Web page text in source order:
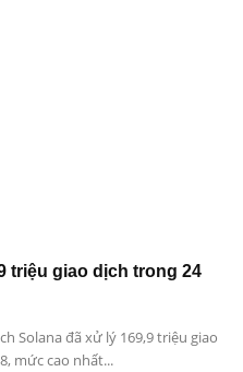
triệu giao dịch trong 24
Solana đã xử lý 169,9 triệu giao
mức cao nhất...